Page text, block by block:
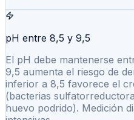
pH entre 8,5 y 9,5
El pH debe mantenerse
9,5 aumenta el riesgo de
inferior a 8,5 favorece el
(bacterias
huevo podrido). Medición